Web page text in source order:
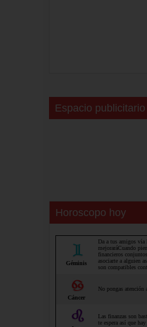
Espacio publicitario
Horoscopo hoy